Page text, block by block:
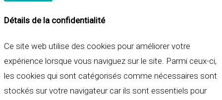
Détails de la confidentialité
Ce site web utilise des cookies pour améliorer votre
expérience lorsque vous naviguez sur le site. Parmi ceux-ci,
les cookies qui sont catégorisés comme nécessaires sont
stockés sur votre navigateur car ils sont essentiels pour